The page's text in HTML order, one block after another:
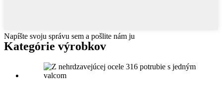
Napíšte svoju správu sem a pošlite nám ju
Kategórie výrobkov